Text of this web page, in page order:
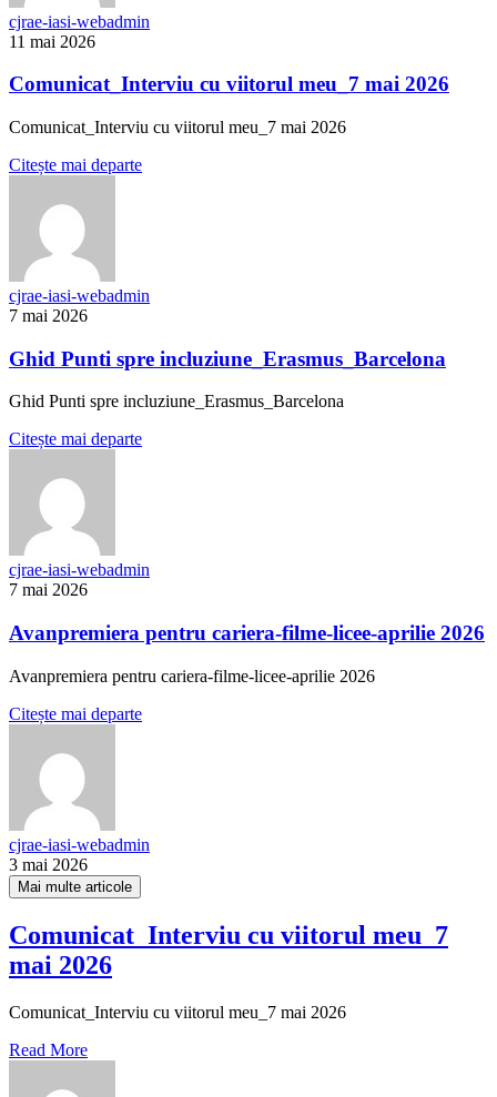
cjrae-iasi-webadmin
11 mai 2026
Comunicat_Interviu cu viitorul meu_7 mai 2026
Comunicat_Interviu cu viitorul meu_7 mai 2026
Citește mai departe
cjrae-iasi-webadmin
7 mai 2026
Ghid Punti spre incluziune_Erasmus_Barcelona
Ghid Punti spre incluziune_Erasmus_Barcelona
Citește mai departe
cjrae-iasi-webadmin
7 mai 2026
Avanpremiera pentru cariera-filme-licee-aprilie 2026
Avanpremiera pentru cariera-filme-licee-aprilie 2026
Citește mai departe
cjrae-iasi-webadmin
3 mai 2026
Mai multe articole
Comunicat_Interviu cu viitorul meu_7
mai 2026
Comunicat_Interviu cu viitorul meu_7 mai 2026
Read More